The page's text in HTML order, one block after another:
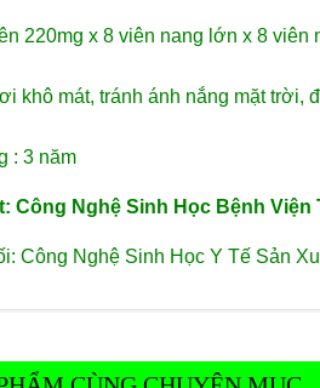
220mg x 8 viên nang lớn x 8 viên
khô mát, tránh ánh nắng mặt trời,
: 3 năm
Công Nghệ Sinh Học Bệnh
Công Nghệ Sinh Học Y Tế Sản